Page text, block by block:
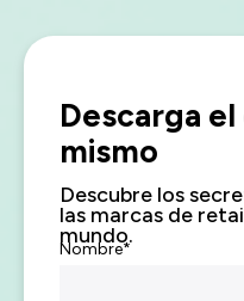
Descarga
mismo
Descubre los
las marcas de
mundo.
Nombre*